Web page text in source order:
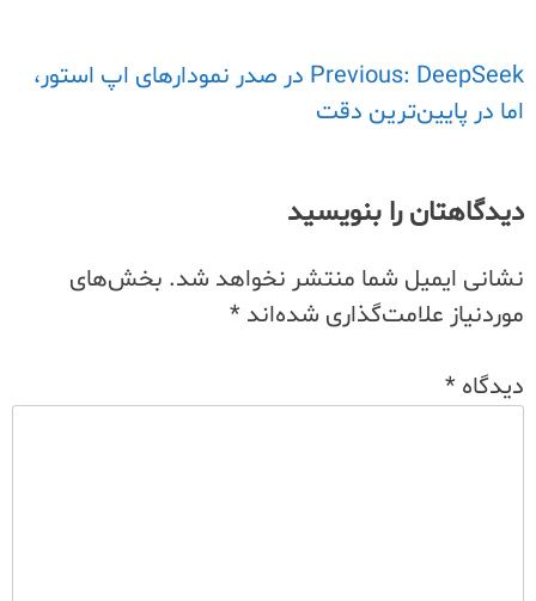
راهبری
نوشته
Previous: DeepSeek در صدر نمودارهای اپ استور،
اما در پایین‌ترین دقت
دیدگاهتان را بنویسید
نشانی ایمیل شما منتشر نخواهد شد. بخش‌های
موردنیاز علامت‌گذاری شده‌اند *
دیدگاه *